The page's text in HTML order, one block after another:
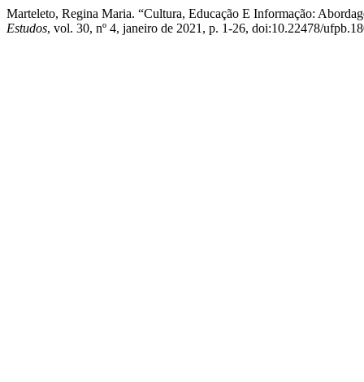
Marteleto, Regina Maria. “Cultura, Educação E Informação:
Estudos, vol. 30, nº 4, janeiro de 2021, p. 1-26, doi:10.22478/